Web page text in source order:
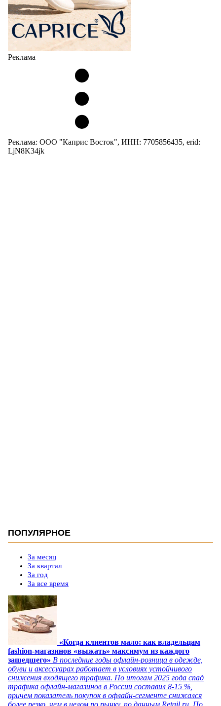
Реклама
Реклама: ООО "Каприс Восток", ИНН: 7705856435, erid:
LjN8K34jk
ПОПУЛЯРНОЕ
За месяц
За квартал
За год
За все время
«Когда клиентов мало: как владельцам
fashion-магазинов «выжать» максимум из каждого
зашедшего» В последние годы офлайн-розница в одежде,
обуви и аксессуарах работает в условиях устойчивого
снижения входящего трафика. По итогам 2025 года спад
трафика офлайн-магазинов в России составил 8-15 %,
причем показатель покупок в офлайн-сегменте снижался
более резко, чем в целом по рынку, по данным Retail.ru. По